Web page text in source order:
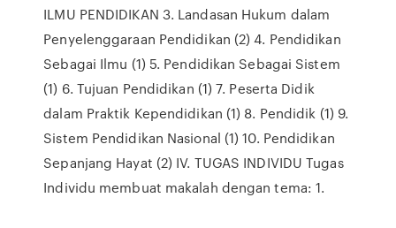
ILMU PENDIDIKAN 3. Landasan Hukum dalam
Penyelenggaraan Pendidikan (2) 4. Pendidikan
Sebagai Ilmu (1) 5. Pendidikan Sebagai Sistem
(1) 6. Tujuan Pendidikan (1) 7. Peserta Didik
dalam Praktik Kependidikan (1) 8. Pendidik (1) 9.
Sistem Pendidikan Nasional (1) 10. Pendidikan
Sepanjang Hayat (2) IV. TUGAS INDIVIDU Tugas
Individu membuat makalah dengan tema: 1.